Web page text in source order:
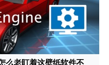
么老盯着这壁纸软件不